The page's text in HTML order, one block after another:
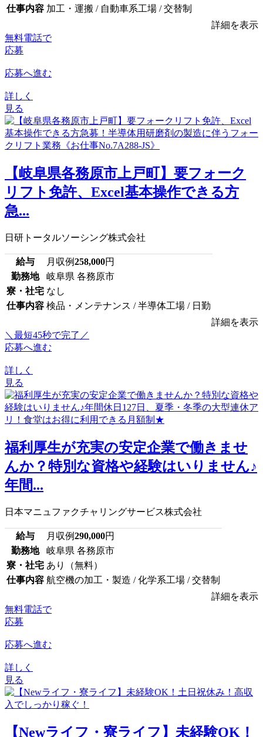
仕事内容 加工・運搬 / 自動車系工場 / 交替制
詳細を表示
無料電話で
応募
応募へ進む
詳しく
見る
【岐阜県各務原市上戸町】要フォーク
リフト免許、Excel基本操作できる方
急...
日研トータルソーシング株式会社
給与 月収例258,000円
勤務地
岐阜県 各務原市
寮・社宅 なし
仕事内容 検品・メンテナンス / 半導体工場 / 日勤
詳細を表示
＼最短45秒で完了／
応募へ進む
詳しく
見る
福利厚生が充実の安定企業で働きませ
んか？特別な資格や経験はいりません♪
年間...
日本マニュファクチャリングサービス株式会社
給与 月収例290,000円
勤務地
岐阜県 各務原市
寮・社宅 あり（無料）
仕事内容 航空機の加工・製造 / 化学系工場 / 交替制
詳細を表示
無料電話で
応募
応募へ進む
詳しく
見る
【Newライフ・寮ライフ】未経験OK！